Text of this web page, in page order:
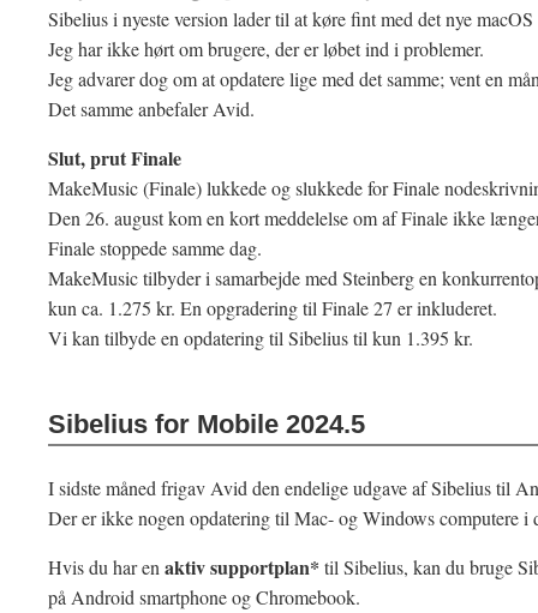
Sibelius i nyeste version lader til at køre fint med det nye
Jeg har ikke hørt om brugere, der er løbet ind i problemer.
Jeg advarer dog om at opdatere lige med det samme; vent en
Det samme anbefaler Avid.
Slut, prut Finale
MakeMusic (Finale) lukkede og slukkede for Finale
Den 26. august kom en kort meddelelse om af Finale ikke
Finale stoppede samme dag.
MakeMusic tilbyder i samarbejde med Steinberg en
kun ca. 1.275 kr. En opgradering til Finale 27 er inkluderet.
Vi kan tilbyde en opdatering til Sibelius til kun 1.395 kr.
Sibelius for Mobile 2024.5
I sidste måned frigav Avid den endelige udgave af Sibelius til
Der er ikke nogen opdatering til Mac- og Windows computere i
Hvis du har enaktiv supportplan* til Sibelius, kan du bruge
på Android smartphone og Chromebook.